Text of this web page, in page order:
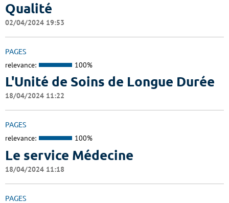
Qualité
02/04/2024 19:53
PAGES
relevance: 100%
L'Unité de Soins de Longue Durée
18/04/2024 11:22
PAGES
relevance: 100%
Le service Médecine
18/04/2024 11:18
PAGES